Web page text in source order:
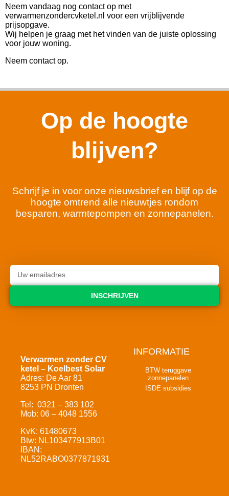
Neem vandaag nog contact op met
verwarmenzondercvketel.nl voor een vrijblijvende
prijsopgave.
Wij helpen je graag met het vinden van de juiste oplossing
voor jouw woning.
Neem contact op.
Op de hoogte
blijven?
Schrijf je in voor onze nieuwsbrief en blijf op de
hoogte omtrend alle nieuwtjes rondom
besparen, warmtepompen en zonnepanelen.
INSCHRIJVEN
Verwarmen zonder CV
ketel – Koelbest Solar
Adres: De Aar 81
8253 PN Dronten
Tel: 0321 – 383 102
Mob: 06 – 4048 1556
KvK: 61480673
Btw: NL103477913B01
IBAN:
NL52RABO0377871931
INFORMATIE
BTW teruggave
zonnepanelen
ISDE subsidies